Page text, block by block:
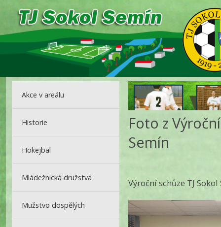
Akce v areálu
Historie
Hokejbal
Mládežnická družstva
Mužstvo dospělých
Foto z
Semín
Výroční schůze TJ Sokol